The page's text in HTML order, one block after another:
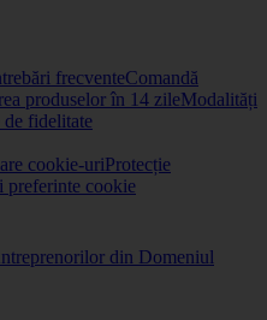
frecventeComandă
produselor în 14 zileModalități
de fidelitate
cookie-uriProtecție
preferinte cookie